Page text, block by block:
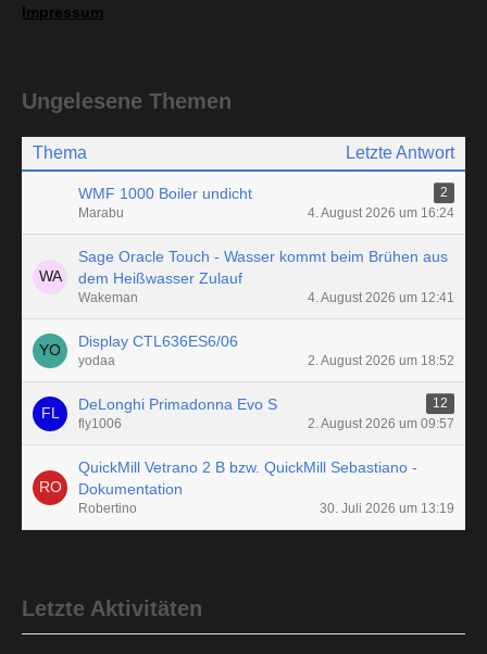
Impressum
Ungelesene Themen
Thema Letzte Antwort
WMF 1000 Boiler undicht
2
Marabu
4. August 2026 um 16:24
Sage Oracle Touch - Wasser kommt beim Brühen aus
dem Heißwasser Zulauf
Wakeman 4. August 2026 um 12:41
Display CTL636ES6/06
yodaa 2. August 2026 um 18:52
DeLonghi Primadonna Evo S
12
fly1006
2. August 2026 um 09:57
QuickMill Vetrano 2 B bzw. QuickMill Sebastiano -
Dokumentation
Robertino 30. Juli 2026 um 13:19
Letzte Aktivitäten